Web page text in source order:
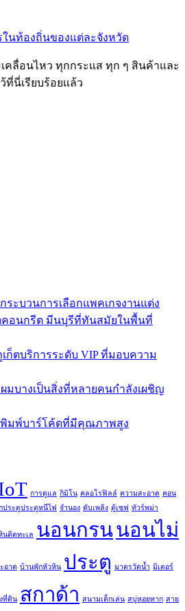
นท้องถิ่นของแต่ละจังหวัด
คลื่อนไหว ทุกกระแส ทุก ๆ สินค้าและ
ที่นี่เรียบร้อยแล้ว
ระบวนการเลือกแพคเกจงานแต่ง
คอนกรีต มีนบุรีที่ทันสมัยในพื้นที่
ก็ตบริการระดับ VIP ที่มอบความ
มบางเป็นสิ่งที่หลายคนกำลังเผชิญ
พิมพ์บาร์โค้ดที่มีคุณภาพสูง
การดูแล กิมิโน คลอโรฟิลล์ ความสะอาด คอน
ประตูประตูหนีไฟ จำนอง ดับเพลิง ตู้เซฟ ทัวร์พม่า
นติดทะเล นอนกรนนอนไม่
อาด บ้านพักหัวหิน ประตู มาตรวัดน้ำ มิเตอร์
ที่ดิน สกาด้า สนามเด็กเล่น สบู่หอยทาก สาย